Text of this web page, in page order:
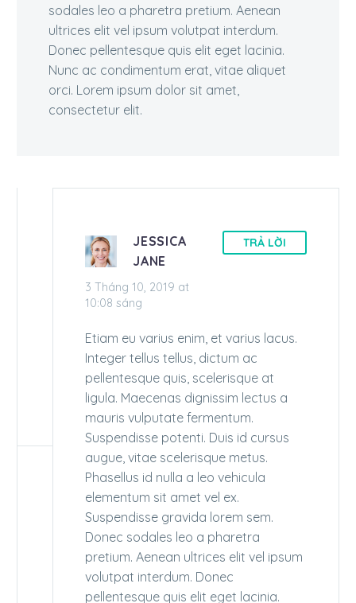
sodales leo a pharetra pretium. Aenean
ultrices elit vel ipsum volutpat interdum.
Donec pellentesque quis elit eget lacinia.
Nunc ac condimentum erat, vitae aliquet
orci. Lorem ipsum dolor sit amet,
consectetur elit.
JESSICA
JANE
3 Tháng 10, 2019 at
10:08 sáng
TRẢ LỜI
Etiam eu varius enim, et varius lacus.
Integer tellus tellus, dictum ac
pellentesque quis, scelerisque at
ligula. Maecenas dignissim lectus a
mauris vulputate fermentum.
Suspendisse potenti. Duis id cursus
augue, vitae scelerisque metus.
Phasellus id nulla a leo vehicula
elementum sit amet vel ex.
Suspendisse gravida lorem sem.
Donec sodales leo a pharetra
pretium. Aenean ultrices elit vel ipsum
volutpat interdum. Donec
pellentesque quis elit eget lacinia.